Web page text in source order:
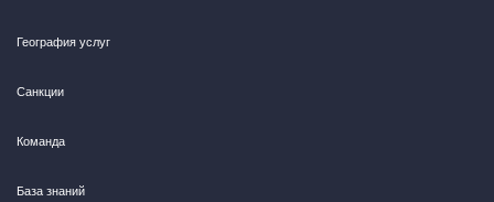
География услуг
Санкции
Команда
База знаний